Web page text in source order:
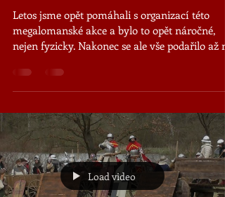
Letos jsme opět pomáhali s organizací této
megalomanské akce a bylo to opět náročné,
nejen fyzicky. Nakonec se ale vše podařilo až
Load video